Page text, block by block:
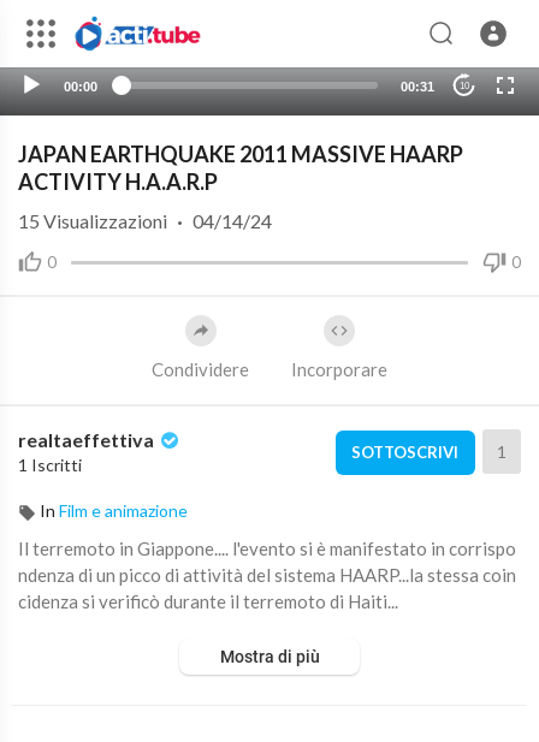
00:00 00:31 10
JAPAN EARTHQUAKE 2011 MASSIVE HAARP
ACTIVITY H.A.A.R.P
0 0
15 Visualizzazioni · 04/14/24
Condividere Incorporare
realtaeffettiva
1 Iscritti
SOTTOSCRIVI 1
In Film e animazione
Il terremoto in Giappone.... l'evento si è manifestato in corrispo
ndenza di un picco di attività del sistema HAARP...la stessa coin
cidenza si verificò durante il terremoto di Haiti...
Mostra di più